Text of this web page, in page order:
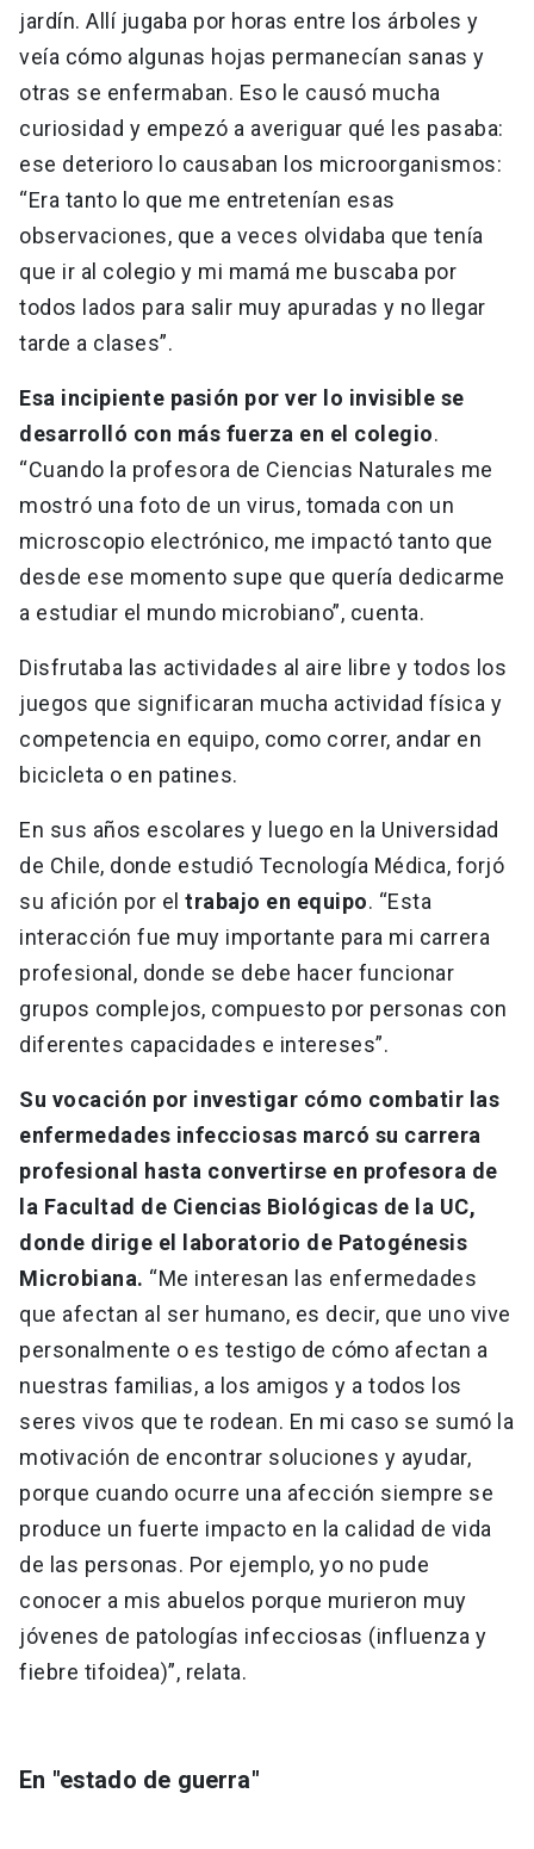
jardín. Allí jugaba por horas entre los árboles y
veía cómo algunas hojas permanecían sanas y
otras se enfermaban. Eso le causó mucha
curiosidad y empezó a averiguar qué les pasaba:
ese deterioro lo causaban los microorganismos:
“Era tanto lo que me entretenían esas
observaciones, que a veces olvidaba que tenía
que ir al colegio y mi mamá me buscaba por
todos lados para salir muy apuradas y no llegar
tarde a clases”.
Esa incipiente pasión por ver lo invisible se
desarrolló con más fuerza en el colegio.
“Cuando la profesora de Ciencias Naturales me
mostró una foto de un virus, tomada con un
microscopio electrónico, me impactó tanto que
desde ese momento supe que quería dedicarme
a estudiar el mundo microbiano”, cuenta.
Disfrutaba las actividades al aire libre y todos los
juegos que significaran mucha actividad física y
competencia en equipo, como correr, andar en
bicicleta o en patines.
En sus años escolares y luego en la Universidad
de Chile, donde estudió Tecnología Médica, forjó
su afición por el trabajo en equipo. “Esta
interacción fue muy importante para mi carrera
profesional, donde se debe hacer funcionar
grupos complejos, compuesto por personas con
diferentes capacidades e intereses”.
Su vocación por investigar cómo combatir las
enfermedades infecciosas marcó su carrera
profesional hasta convertirse en profesora de
la Facultad de Ciencias Biológicas de la UC,
donde dirige el laboratorio de Patogénesis
Microbiana. “Me interesan las enfermedades
que afectan al ser humano, es decir, que uno vive
personalmente o es testigo de cómo afectan a
nuestras familias, a los amigos y a todos los
seres vivos que te rodean. En mi caso se sumó la
motivación de encontrar soluciones y ayudar,
porque cuando ocurre una afección siempre se
produce un fuerte impacto en la calidad de vida
de las personas. Por ejemplo, yo no pude
conocer a mis abuelos porque murieron muy
jóvenes de patologías infecciosas (influenza y
fiebre tifoidea)”, relata.
En "estado de guerra"